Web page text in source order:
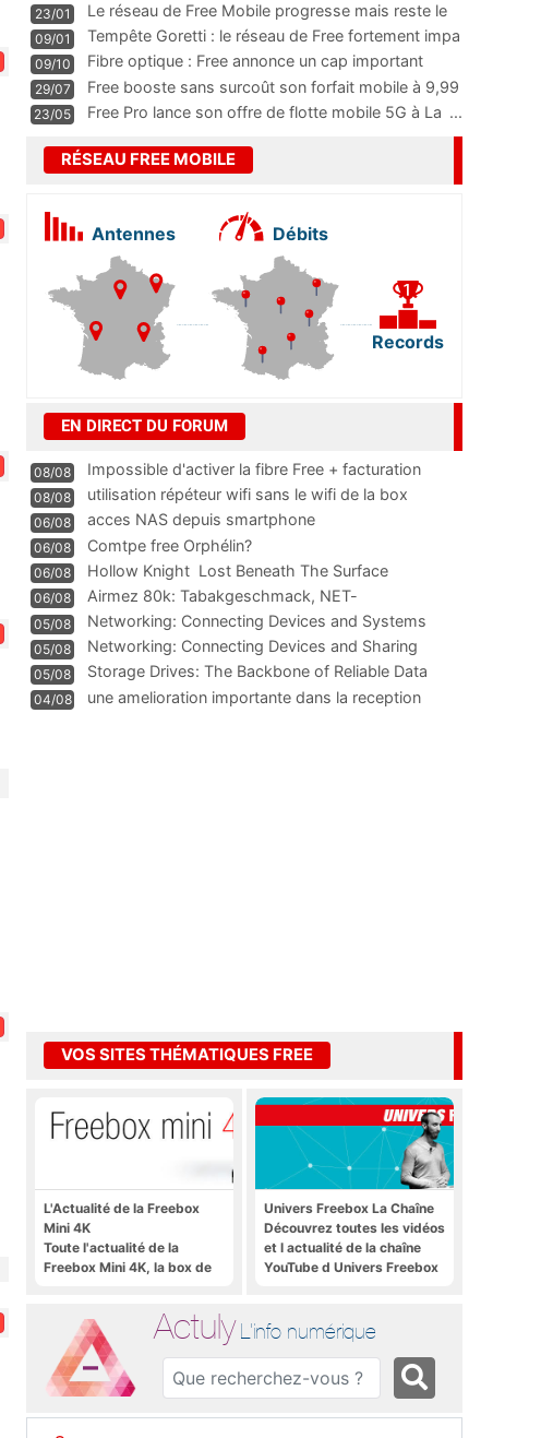
23/01
Le réseau de Free Mobile progresse mais reste le
m
...
09/01
Tempête Goretti : le réseau de Free fortement impa
09/10
Fibre optique : Free annonce un cap important
pass
...
29/07
Free booste sans surcoût son forfait mobile à 9,99
23/05 Free Pro lance son offre de flotte mobile 5G à La ...
RÉSEAU FREE MOBILE
Antennes Débits
Records
EN DIRECT DU FORUM
08/08
Impossible d'activer la fibre Free + facturation
résiliation
08/08 utilisation répéteur wifi sans le wifi de la box
06/08 acces NAS depuis smartphone
06/08 Comtpe free Orphélin?
06/08 Hollow Knight  Lost Beneath The Surface
06/08
Airmez 80k: Tabakgeschmack, NET-
Technologie und Leistung im
05/08 Networking: Connecting Devices and Systems
05/08
Networking: Connecting Devices and Sharing
Information
05/08
Storage Drives: The Backbone of Reliable Data
Management
04/08
une amelioration importante dans la reception
VOS SITES THÉMATIQUES FREE
L'Actualité de la Freebox
Mini 4K
Toute l'actualité de la
Freebox Mini 4K, la box de
Univers Freebox La Chaîne
Découvrez toutes les vidéos
et l actualité de la chaîne
YouTube d Univers Freebox
Actuly L'info numérique